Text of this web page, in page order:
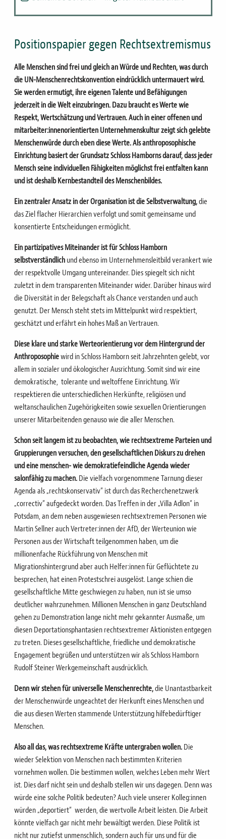
Positionspapier gegen Rechtsextremismus
Alle Menschen sind frei und gleich an Würde und Rechten, was durch
die UN-Menschenrechtskonvention eindrücklich untermauert wird.
Sie werden ermutigt, ihre eigenen Talente und Befähigungen
jederzeit in die Welt einzubringen. Dazu braucht es Werte wie
Respekt, Wertschätzung und Vertrauen. Auch in einer offenen und
mitarbeiter:innenorientierten Unternehmenskultur zeigt sich gelebte
Menschenwürde durch eben diese Werte. Als anthroposophische
Einrichtung basiert der Grundsatz Schloss Hamborns darauf, dass jeder
Mensch seine individuellen Fähigkeiten möglichst frei entfalten kann
und ist deshalb Kernbestandteil des Menschenbildes.
Ein zentraler Ansatz in der Organisation ist die Selbstverwaltung,die
das Ziel flacher Hierarchien verfolgt und somit gemeinsame und
konsentierte Entscheidungen ermöglicht.
Ein partizipatives Miteinander ist für Schloss Hamborn
selbstverständlich und ebenso im Unternehmensleitbild verankert wie
der respektvolle Umgang untereinander. Dies spiegelt sich nicht
zuletzt in dem transparenten Miteinander wider. Darüber hinaus wird
die Diversität in der Belegschaft als Chance verstanden und auch
genutzt. Der Mensch steht stets im Mittelpunkt wird respektiert,
geschätzt und erfährt ein hohes Maß an Vertrauen.
Diese klare und starke Werteorientierung vor dem Hintergrund der
Anthroposophiewird in Schloss Hamborn seit Jahrzehnten gelebt, vor
allem in sozialer und ökologischer Ausrichtung. Somit sind wir eine
demokratische, tolerante und weltoffene Einrichtung. Wir
respektieren die unterschiedlichen Herkünfte, religiösen und
weltanschaulichen Zugehörigkeiten sowie sexuellen Orientierungen
unserer Mitarbeitenden genauso wie die aller Menschen.
Schon seit langem ist zu beobachten, wie rechtsextreme Parteien und
Gruppierungen versuchen, den gesellschaftlichen Diskurs zu drehen
und eine menschen- wie demokratiefeindliche Agenda wieder
salonfähig zu machen. Die vielfach vorgenommene Tarnung dieser
Agenda als „rechtskonservativ“ ist durch das Recherchenetzwerk
„correctiv“ aufgedeckt worden. Das Treffen in der „Villa Adlon“ in
Potsdam, an dem neben ausgewiesen rechtsextremen Personen wie
Martin Sellner auch Vertreter:innen der AfD, der Werteunion wie
Personen aus der Wirtschaft teilgenommen haben, um die
millionenfache Rückführung von Menschen mit
Migrationshintergrund aber auch Helfer:innen für Geflüchtete zu
besprechen, hat einen Protestschrei ausgelöst. Lange schien die
gesellschaftliche Mitte geschwiegen zu haben, nun ist sie umso
deutlicher wahrzunehmen. Millionen Menschen in ganz Deutschland
gehen zu Demonstration lange nicht mehr gekannter Ausmaße, um
diesen Deportationsphantasien rechtsextremer Aktionisten entgegen
zu treten. Dieses gesellschaftliche, friedliche und demokratische
Engagement begrüßen und unterstützen wir als Schloss Hamborn
Rudolf Steiner Werkgemeinschaft ausdrücklich.
Denn wir stehen für universelle Menschenrechte,die Unantastbarkeit
der Menschenwürde ungeachtet der Herkunft eines Menschen und
die aus diesen Werten stammende Unterstützung hilfebedürftiger
Menschen.
Also all das, was rechtsextreme Kräfte untergraben wollen. Die
wieder Selektion von Menschen nach bestimmten Kriterien
vornehmen wollen. Die bestimmen wollen, welches Leben mehr Wert
ist. Dies darf nicht sein und deshalb stellen wir uns dagegen. Denn was
würde eine solche Politik bedeuten? Auch viele unserer Kolleg:innen
würden „deportiert“ werden, die wertvolle Arbeit leisten. Die Arbeit
könnte vielfach gar nicht mehr bewältigt werden. Diese Politik ist
nicht nur zutiefst unmenschlich, sondern auch für uns und für die